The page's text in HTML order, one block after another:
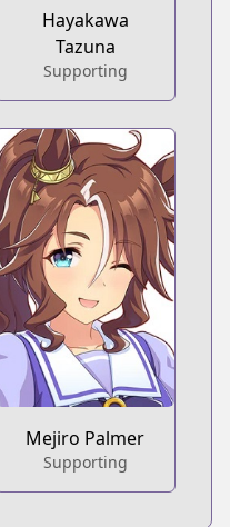
Hayakawa
Tazuna
Supporting
Mejiro Palmer
Supporting